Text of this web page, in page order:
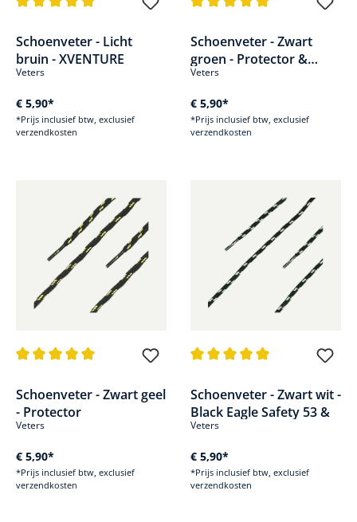
Schoenveter - Licht
bruin - XVENTURE
Veters
€ 5,90*
*Prijs inclusief btw, exclusief
verzendkosten
Schoenveter - Zwart
groen - Protector &
Trekker Pro
Veters
€ 5,90*
*Prijs inclusief btw, exclusief
verzendkosten
Schoenveter - Zwart geel
- Protector
Veters
€ 5,90*
*Prijs inclusief btw, exclusief
verzendkosten
Schoenveter - Zwart wit -
Black Eagle Safety 53 &
Veters
€ 5,90*
*Prijs inclusief btw, exclusief
verzendkosten